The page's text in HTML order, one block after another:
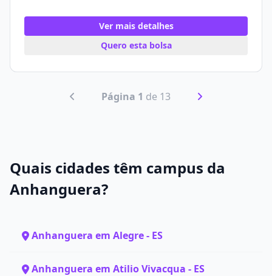
Ver mais detalhes
Quero esta bolsa
Página 1 de 13
Quais cidades têm campus da
Anhanguera?
Anhanguera em Alegre - ES
Anhanguera em Atilio Vivacqua - ES